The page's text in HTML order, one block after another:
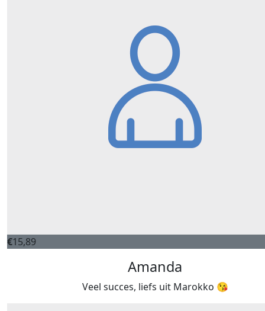
€15,89
Amanda
Veel succes, liefs uit Marokko 😘